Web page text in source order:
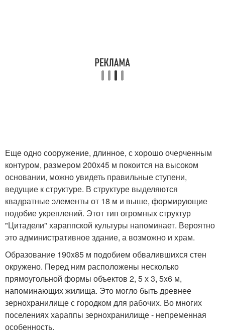
Еще одно сооружение, длинное, с хорошо очерченным
контуром, размером 200x45 м покоится на высоком
основании, можно увидеть правильные ступени,
ведущие к структуре. В структуре выделяются
квадратные элементы от 18 м и выше, формирующие
подобие укреплений. Этот тип огромных структур
"Цитадели" хараппской культуры напоминает. Вероятно
это административное здание, а возможно и храм.
Образование 190x85 м подобием обвалившихся стен
окружено. Перед ним расположены несколько
прямоугольной формы объектов 2, 5 х 3, 5x6 м,
напоминающих жилища. Это могло быть древнее
зернохранилище с городком для рабочих. Во многих
поселениях хараппы зернохранилище - непременная
особенность.